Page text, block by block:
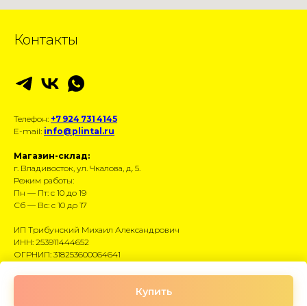
Купить
Контакты
Телефон: +7 924 731 4145
E-mail: info@plintal.ru
Магазин-склад:
г. Владивосток, ул. Чкалова, д. 5.
Режим работы:
Пн — Пт: с 10 до 19
Сб — Вс: с 10 до 17
ИП Трибунский Михаил Александрович
ИНН: 253911444652
ОГРНИП: 318253600064641
Размещённые данные носят информационный
характер и не являются публичной офертой.